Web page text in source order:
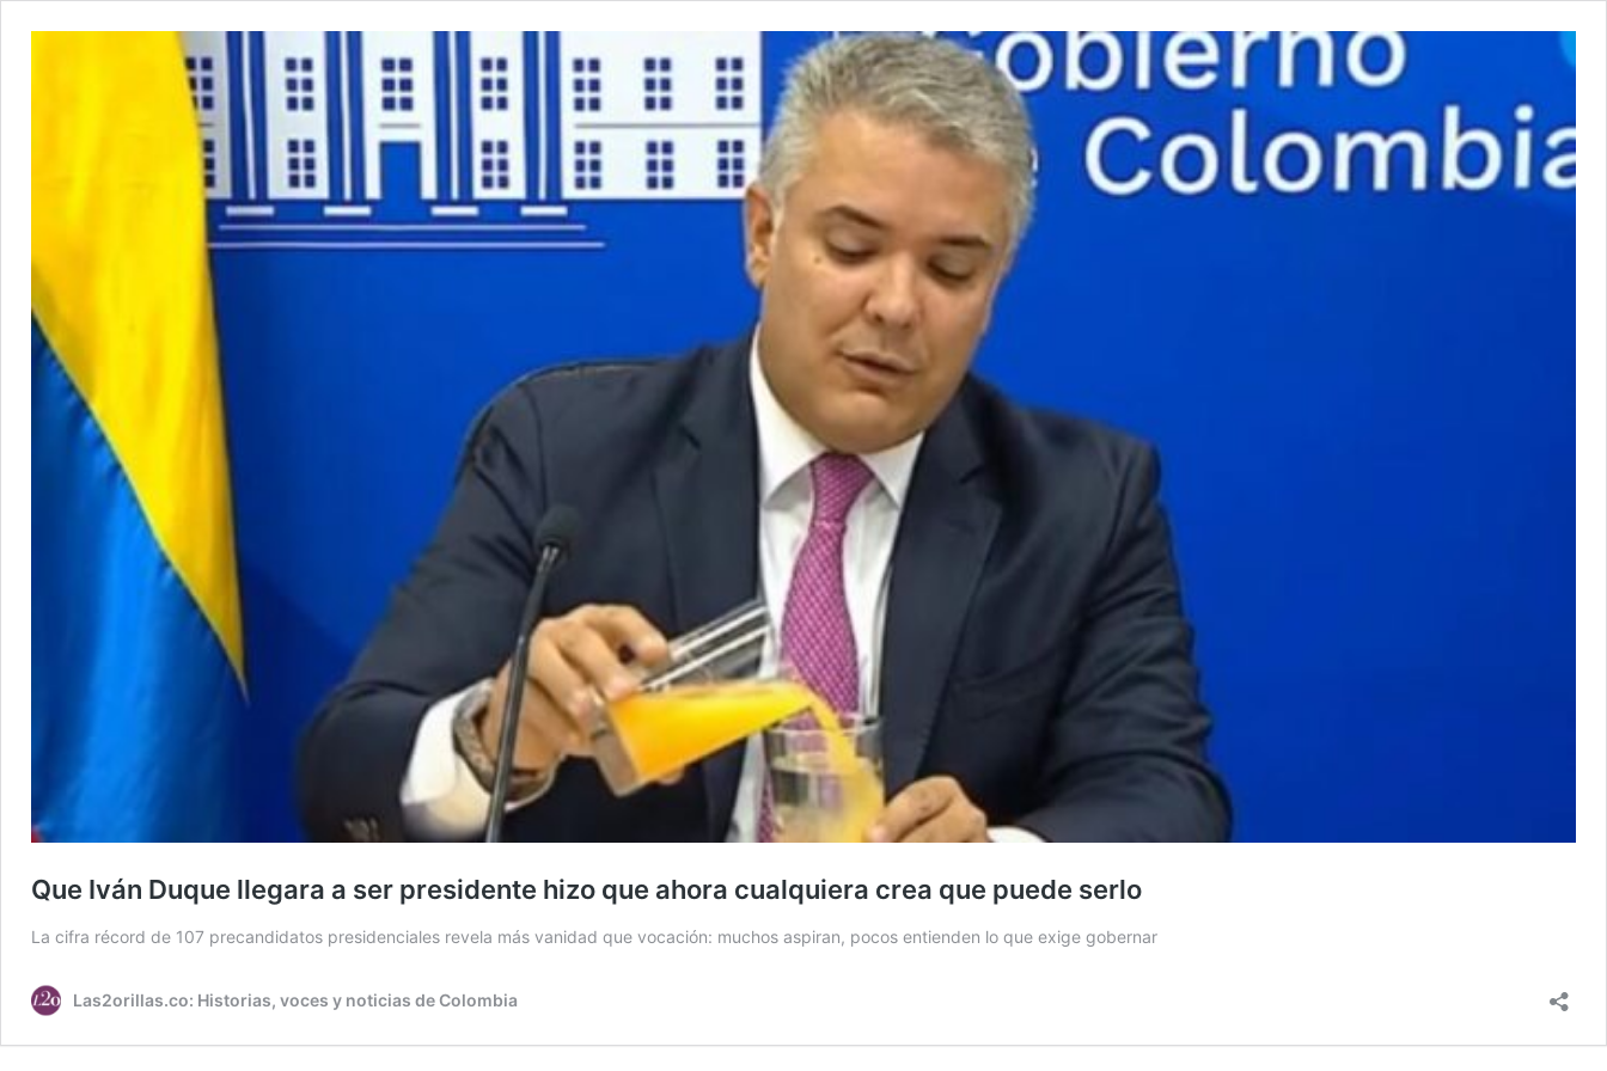
Que Iván Duque llegara a ser presidente hizo que ahora cualquiera crea que puede serlo
La cifra récord de 107 precandidatos presidenciales revela más vanidad que vocación: muchos aspiran, pocos entienden lo que exige gobernar
Las2orillas.co: Historias, voces y noticias de Colombia